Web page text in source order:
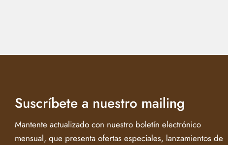
Suscríbete a nuestro mailing
Mantente actualizado con nuestro boletín electrónico
mensual, que presenta ofertas especiales, lanzamientos de